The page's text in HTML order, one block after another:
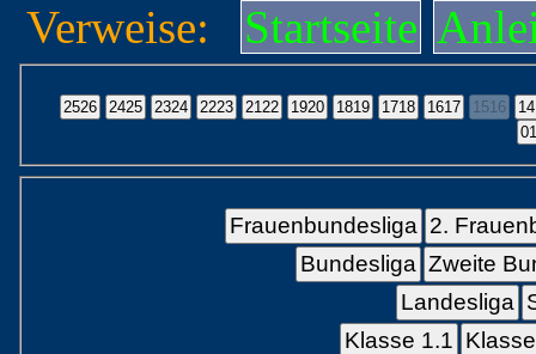
Verweise:
Startseite
Frauenbundesliga 2.
Bundesliga Zweite
Landesliga
Klasse 1.1